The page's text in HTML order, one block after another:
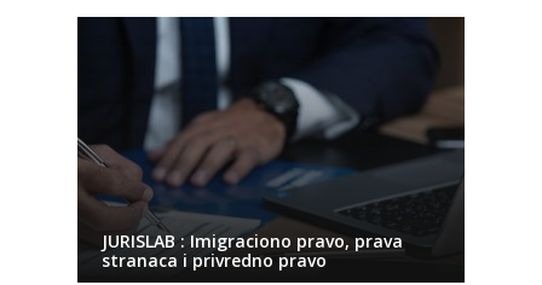
JURISLAB : Imigraciono pravo, prava
stranaca i privredno pravo